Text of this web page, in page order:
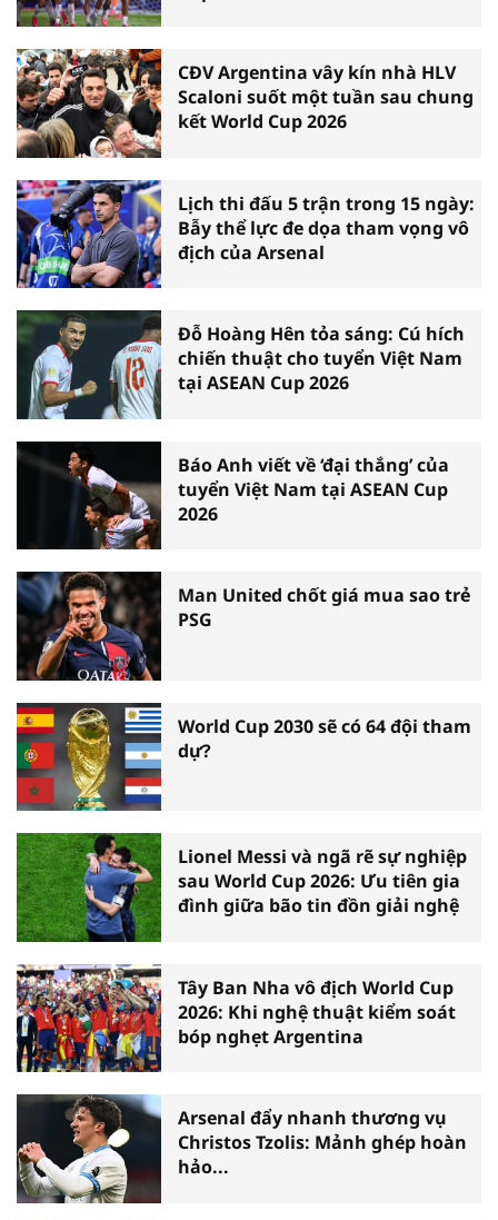
CĐV Argentina vây kín nhà HLV
Scaloni suốt một tuần sau chung
kết World Cup 2026
Lịch thi đấu 5 trận trong 15 ngày:
Bẫy thể lực đe dọa tham vọng vô
địch của Arsenal
Đỗ Hoàng Hên tỏa sáng: Cú hích
chiến thuật cho tuyển Việt Nam
tại ASEAN Cup 2026
Báo Anh viết về ‘đại thắng’ của
tuyển Việt Nam tại ASEAN Cup
2026
Man United chốt giá mua sao trẻ
PSG
World Cup 2030 sẽ có 64 đội tham
dự?
Lionel Messi và ngã rẽ sự nghiệp
sau World Cup 2026: Ưu tiên gia
đình giữa bão tin đồn giải nghệ
Tây Ban Nha vô địch World Cup
2026: Khi nghệ thuật kiểm soát
bóp nghẹt Argentina
Arsenal đẩy nhanh thương vụ
Christos Tzolis: Mảnh ghép hoàn
hảo...